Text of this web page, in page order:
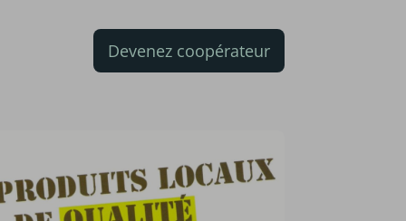
Devenez coopérateur